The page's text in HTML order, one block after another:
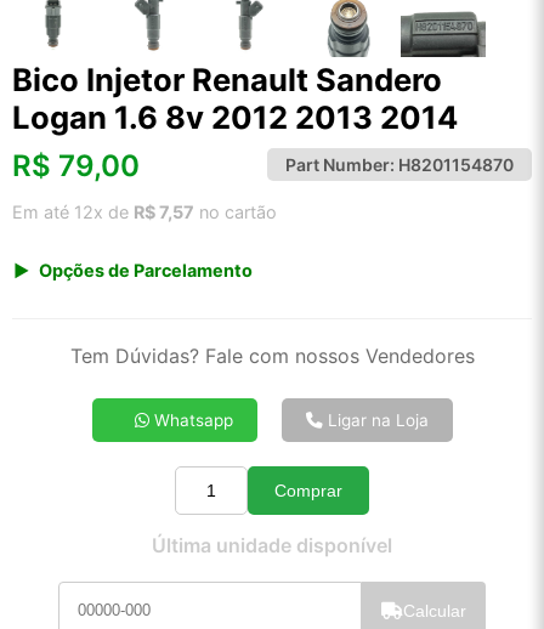
Bico Injetor Renault Sandero
Logan 1.6 8v 2012 2013 2014
R$ 79,00 Part Number: H8201154870
Em até 12x de R$ 7,57 no cartão
Opções de Parcelamento
2x de R$ 42,34
4x de R$ 21,48
5x de R$ 17,30
10x de R$ 8,95
11x de R$ 8,22
Tem Dúvidas? Fale com nossos Vendedores
Whatsapp Ligar na Loja
Quantidade
Comprar
Última unidade disponível
Calcular